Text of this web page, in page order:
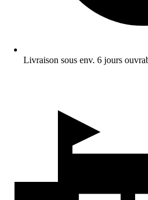
Livraison sous env. 6 jours